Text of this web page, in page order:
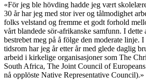
«För jeg ble hövding hadde jeg vært
30 år har jeg med stor iver og tålmodighet
folks velstand og fremme et godt forhold
vårt blandede sör-afrikanske samfunn. I dette
bestrebet meg på å fölge den moderate linje.
tidsrom har jeg år etter år med glede daglig
arbeid i kirkelige organisasjoner som The
South Africa, The Joint Council of
nå opplöste Native Representative Council).»